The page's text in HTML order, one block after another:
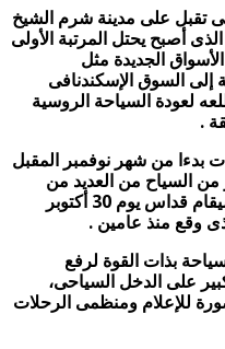
تقبل على مدينة شرم الشيخ
أصبح يحتل المرتبة الأولى
الجديدة مثل
إلى السوق الإسكندنافى
لعودة السياحة الروسية
.
بدءا من شهر نوفمبر المقبل
من السياح من العديد من
الجنسيات المختلفة، مشيرا إلى أنه سيقام قداس يوم 30 أكتوبر
وقع منذ عامين .
بذات القوة لرفع
على الدخل السياحى،
للإعلام ومنظمى الرحلات